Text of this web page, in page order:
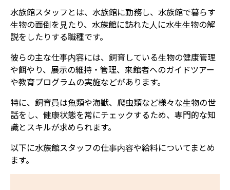
水族館スタッフとは、水族館に勤務し、水族館で暮らす
生物の面倒を見たり、水族館に訪れた人に水生生物の解
説をしたりする職種です。
彼らの主な仕事内容には、飼育している生物の健康管理
や餌やり、展示の維持・管理、来館者へのガイドツアー
や教育プログラムの実施などがあります。
特に、飼育員は魚類や海獣、爬虫類など様々な生物の世
話をし、健康状態を常にチェックするため、専門的な知
識とスキルが求められます。
以下に水族館スタッフの仕事内容や給料についてまとめ
ます。